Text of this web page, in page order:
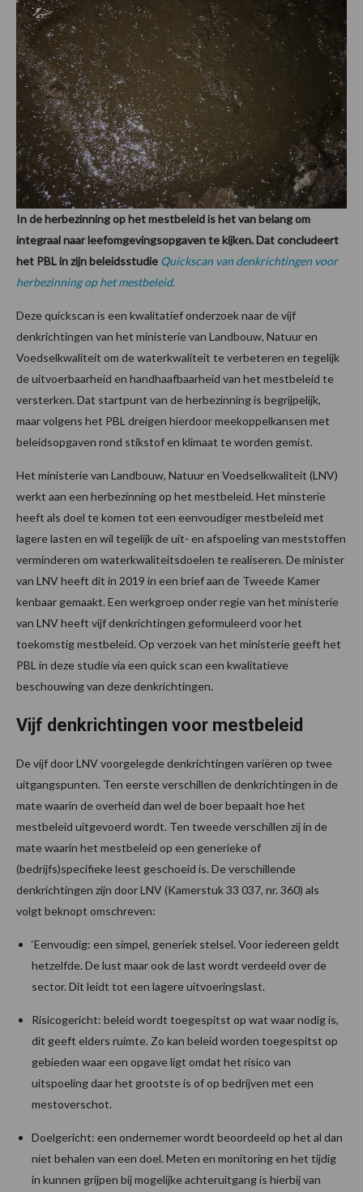
In de herbezinning op het mestbeleid is het van belang om
integraal naar leefomgevingsopgaven te kijken. Dat concludeert
het PBL in zijn beleidsstudie Quickscan van denkrichtingen voor
herbezinning op het mestbeleid.
Deze quickscan is een kwalitatief onderzoek naar de vijf
denkrichtingen van het ministerie van Landbouw, Natuur en
Voedselkwaliteit om de waterkwaliteit te verbeteren en tegelijk
de uitvoerbaarheid en handhaafbaarheid van het mestbeleid te
versterken. Dat startpunt van de herbezinning is begrijpelijk,
maar volgens het PBL dreigen hierdoor meekoppelkansen met
beleidsopgaven rond stikstof en klimaat te worden gemist.
Het ministerie van Landbouw, Natuur en Voedselkwaliteit (LNV)
werkt aan een herbezinning op het mestbeleid. Het minsterie
heeft als doel te komen tot een eenvoudiger mestbeleid met
lagere lasten en wil tegelijk de uit- en afspoeling van meststoffen
verminderen om waterkwaliteitsdoelen te realiseren. De minister
van LNV heeft dit in 2019 in een brief aan de Tweede Kamer
kenbaar gemaakt. Een werkgroep onder regie van het ministerie
van LNV heeft vijf denkrichtingen geformuleerd voor het
toekomstig mestbeleid. Op verzoek van het ministerie geeft het
PBL in deze studie via een quick scan een kwalitatieve
beschouwing van deze denkrichtingen.
Vijf denkrichtingen voor mestbeleid
De vijf door LNV voorgelegde denkrichtingen variëren op twee
uitgangspunten. Ten eerste verschillen de denkrichtingen in de
mate waarin de overheid dan wel de boer bepaalt hoe het
mestbeleid uitgevoerd wordt. Ten tweede verschillen zij in de
mate waarin het mestbeleid op een generieke of
(bedrijfs)specifieke leest geschoeid is. De verschillende
denkrichtingen zijn door LNV (Kamerstuk 33 037, nr. 360) als
volgt beknopt omschreven:
‘Eenvoudig: een simpel, generiek stelsel. Voor iedereen geldt
hetzelfde. De lust maar ook de last wordt verdeeld over de
sector. Dit leidt tot een lagere uitvoeringslast.
Risicogericht: beleid wordt toegespitst op wat waar nodig is,
dit geeft elders ruimte. Zo kan beleid worden toegespitst op
gebieden waar een opgave ligt omdat het risico van
uitspoeling daar het grootste is of op bedrijven met een
mestoverschot.
Doelgericht: een ondernemer wordt beoordeeld op het al dan
niet behalen van een doel. Meten en monitoring en het tijdig
in kunnen grijpen bij mogelijke achteruitgang is hierbij van